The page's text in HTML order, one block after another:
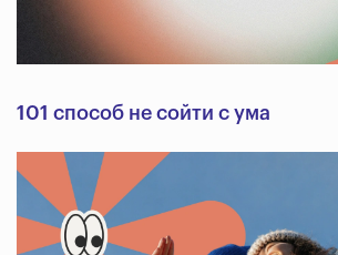
101 способ не сойти с ума